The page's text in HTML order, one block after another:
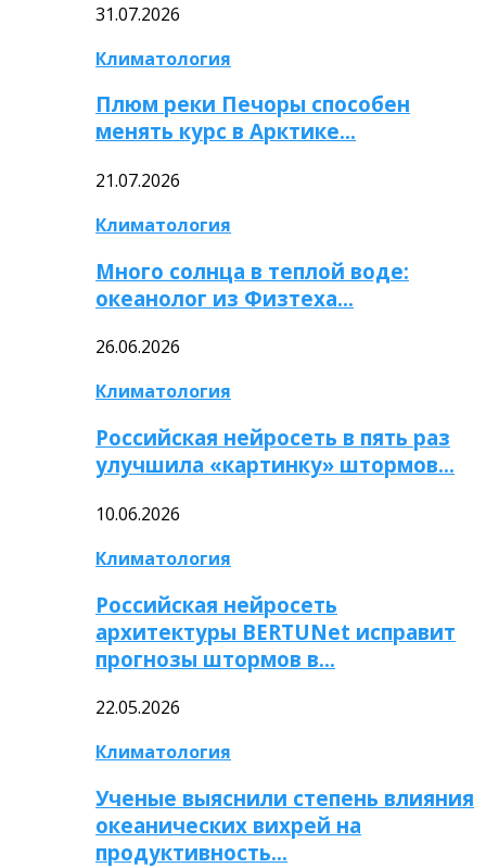
31.07.2026
Климатология
Плюм реки Печоры способен
менять курс в Арктике…
21.07.2026
Климатология
Много солнца в теплой воде:
океанолог из Физтеха…
26.06.2026
Климатология
Российская нейросеть в пять раз
улучшила «картинку» штормов…
10.06.2026
Климатология
Российская нейросеть
архитектуры BERTUNet исправит
прогнозы штормов в…
22.05.2026
Климатология
Ученые выяснили степень влияния
океанических вихрей на
продуктивность…